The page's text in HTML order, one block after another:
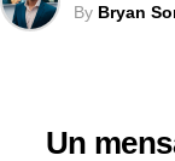
By Bryan
Un